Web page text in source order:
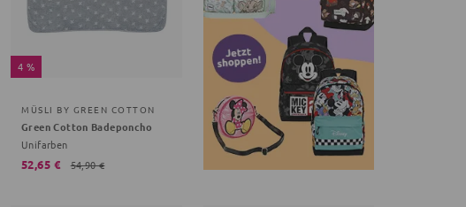
4 %
MÜSLI BY GREEN COTTON
Green Cotton Badeponcho
Unifarben
52,65 € 54,90 €